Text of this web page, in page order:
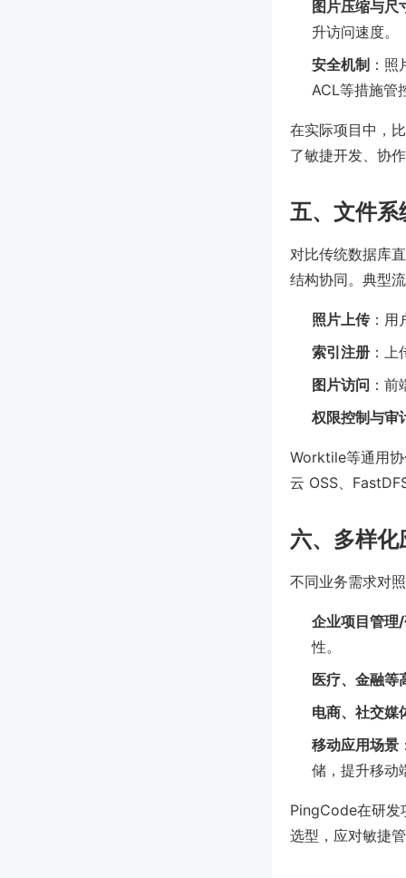
图片压缩与尺
升访问速度。
安全机制 ：
ACL等措施管
在实际项目中，
了敏捷开发、协
五、文件
对比传统数据库
结构协同。典型
照片上传：用
索引注册 ：
图片访问 ：
权限控制与审
Worktile等通用
云 OSS、
六、多样
不同业务需求对
企业项目管理
性。
医疗、金融等
电商、社交媒
移动应用场景
储，提升移动
PingCode在研发
选型，应对敏捷